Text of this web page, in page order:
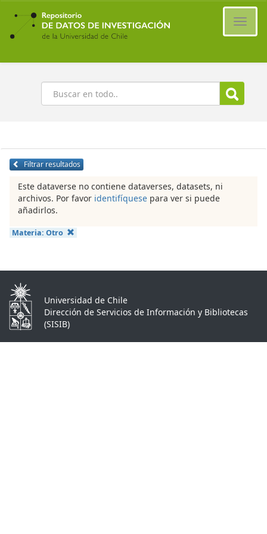
Ir
contenido
principal
Buscar
Filtrar resultados
Este dataverse no contiene dataverses, datasets, ni
archivos. Por favor identifíquese para ver si puede
añadirlos.
Materia: Otro
Universidad de Chile
Dirección de Servicios de Información y Bibliotecas
(SISIB)